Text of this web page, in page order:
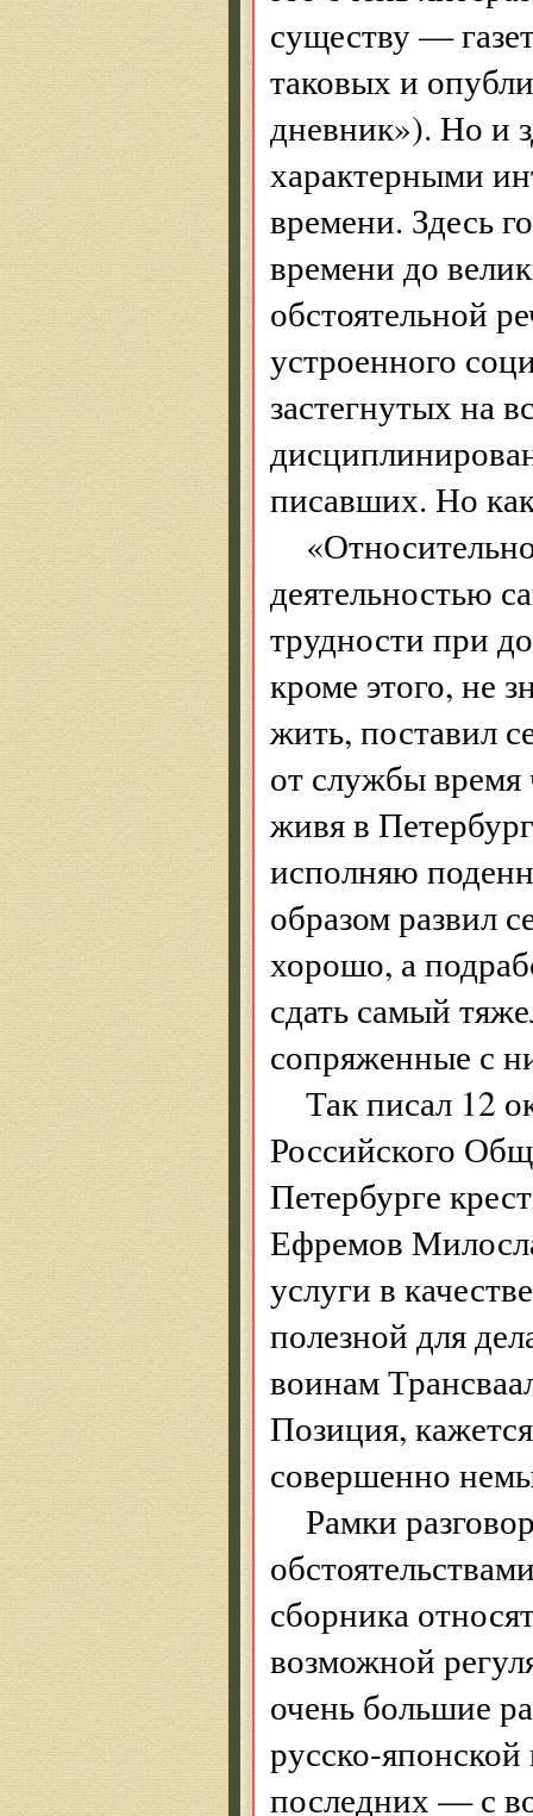
существу —
таковых и
дневник»). Но и
характерными
времени. Здесь
времени до
обстоятельной
устроенного
застегнутых на
писавших. Но
деятельностью
трудности при
кроме этого, не
жить, поставил
от службы
живя в
исполняю
образом развил
хорошо, а
сдать самый
сопряженные с
Так писал 12
Российского
Петербурге
Ефремов
услуги в
полезной для
воинам
Позиция,
совершенно
Рамки
сборника
возможной
очень большие
русско-
последних — с